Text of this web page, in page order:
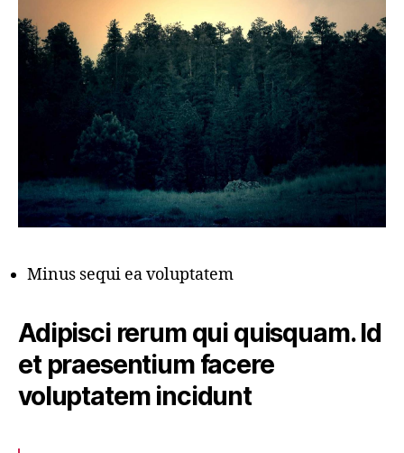
Minus sequi ea voluptatem
Adipisci rerum qui quisquam. Id
et praesentium facere
voluptatem incidunt